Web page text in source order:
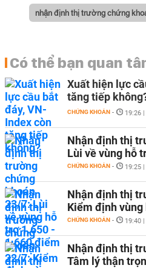
nhận định thị trường chứng
Có thể bạn quan
Xuất hiện lực
tăng tiếp
CHỨNG KHOÁN - 19:26
Nhận định thị
Lùi về vùng hỗ
CHỨNG KHOÁN - 19:25
Nhận định thị
Kiểm định
CHỨNG KHOÁN - 19:40
Nhận định thị
Tâm lý thận